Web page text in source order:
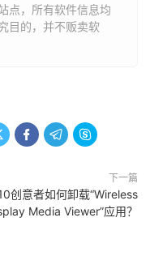
点，所有软件信息均
目的，并不贩卖软
  
下一篇
创意者如何卸载“Wireless
Media Viewer”应用？